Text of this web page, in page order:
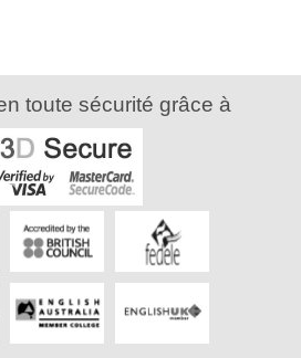
toute sécurité grâce à